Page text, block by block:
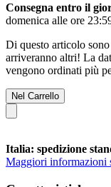
Consegna entro il
domenica alle ore
Di questo articolo
arriveranno altri! La
vengono ordinati più
Nel Carrello
Italia: spedizione
Maggiori informazioni